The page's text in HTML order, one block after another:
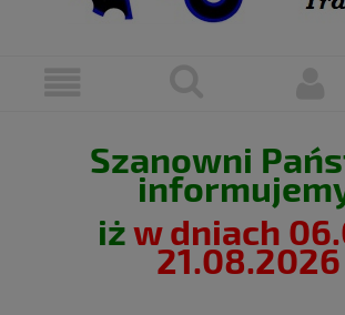
Szanowni
iżw dniach
21.08.2026